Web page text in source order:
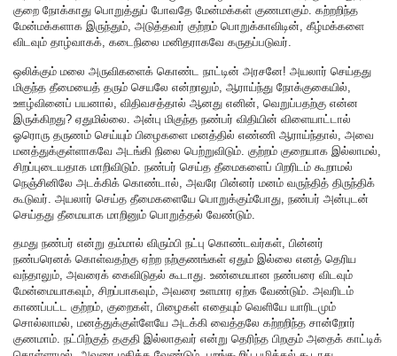
குறை நோக்காது பொறுத்துப் போவதே மேன்மக்கள் குணமாகும். கற்றறிந்த
மேன்மக்களாக இருந்தும், அடுத்தவர் குற்றம் பொறுக்காவிடின், கீழ்மக்களை
விடவும் தாழ்வாகக், கடைநிலை மனிதராகவே கருதப்படுவர்.
ஒலிக்கும் மலை அருவிகளைக் கொண்ட நாட்டின் அரசனே! அயலார் செய்தது
மிகுந்த தீமையைத் தரும் செயலே என்றாலும், ஆராய்ந்து நோக்குகையில்,
ஊழ்வினைப் பயனால், விதிவசத்தால் ஆனது எனின், வெறுப்பதற்கு என்ன
இருக்கிறது? ஏதுமில்லை. அன்பு மிகுந்த நண்பர் விதியின் விளையாட்டால்
ஓரொரு தருணம் செய்யும் பிழைகளை மனத்தில் எண்ணி ஆராய்ந்தால், அவை
மனத்துக்குள்ளாகவே அடங்கி நிலை பெற்றுவிடும். குற்றம் குறையாக இல்லாமல்,
சிறப்புடையதாக மாறிவிடும். நண்பர் செய்த தீமைகளைப் பிறரிடம் கூறாமல்
நெஞ்சினிலே அடக்கிக் கொண்டால், அவரே பின்னர் மனம் வருந்தித் திருந்திக்
கூடுவர். அயலார் செய்த தீமைகளையே பொறுக்கும்போது, நண்பர் அன்புடன்
செய்தது தீமையாக மாறினும் பொறுத்தல் வேண்டும்.
தமது நண்பர் என்று தம்மால் விரும்பி நட்பு கொண்டவர்கள், பின்னர்
நண்பரெனக் கொள்வதற்கு ஏற்ற நற்குணங்கள் ஏதும் இல்லை எனத் தெரிய
வந்தாலும், அவரைக் கைவிடுதல் கூடாது. உண்மையான நண்பரை விடவும்
மேன்மையாகவும், சிறப்பாகவும், அவரை உளமார ஏற்க வேண்டும். அவரிடம்
காணப்பட்ட குற்றம், குறைகள், பிழைகள் எதையும் வெளியே யாரிடமும்
சொல்லாமல், மனத்துக்குள்ளேயே அடக்கி வைத்தலே கற்றறிந்த சான்றோர்
குணமாம். நட்பிற்குத் தகுதி இல்லாதவர் என்று தெரிந்த பிறகும் அதைக் காட்டிக்